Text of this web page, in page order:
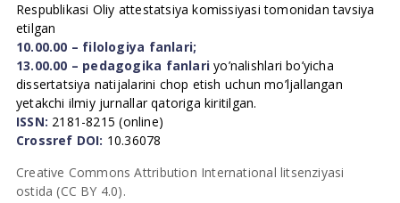
Respublikasi Oliy attestatsiya komissiyasi tomonidan tavsiya
etilgan
10.00.00 – filologiya fanlari;
13.00.00 – pedagogika fanlari yo’nalishlari bo’yicha
dissertatsiya natijalarini chop etish uchun mo’ljallangan
yetakchi ilmiy jurnallar qatoriga kiritilgan.
ISSN: 2181-8215 (online)
Crossref DOI: 10.36078
Creative Commons Attribution International litsenziyasi
ostida (CC BY 4.0).